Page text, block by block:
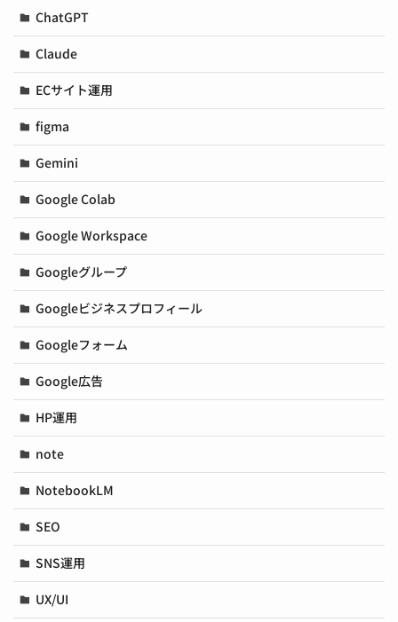
ChatGPT
Claude
ECサイト運用
figma
Gemini
Google Colab
Google Workspace
Googleグループ
Googleビジネスプロフィール
Googleフォーム
Google広告
HP運用
note
NotebookLM
SEO
SNS運用
UX/UI